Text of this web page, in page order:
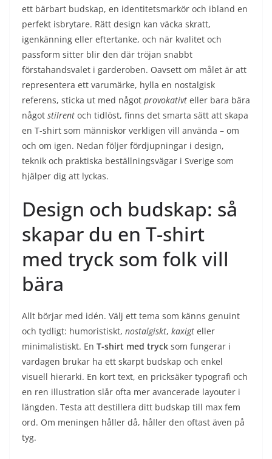
ett bärbart budskap, en identitetsmarkör och ibland en
perfekt isbrytare. Rätt design kan väcka skratt,
igenkänning eller eftertanke, och när kvalitet och
passform sitter blir den där tröjan snabbt
förstahandsvalet i garderoben. Oavsett om målet är att
representera ett varumärke, hylla en nostalgisk
referens, sticka ut med något provokativt eller bara bära
något stilrent och tidlöst, finns det smarta sätt att skapa
en T-shirt som människor verkligen vill använda – om
och om igen. Nedan följer fördjupningar i design,
teknik och praktiska beställningsvägar i Sverige som
hjälper dig att lyckas.
Design och budskap: så
skapar du en T-shirt
med tryck som folk vill
bära
Allt börjar med idén. Välj ett tema som känns genuint
och tydligt: humoristiskt, nostalgiskt, kaxigt eller
minimalistiskt. En T-shirt med tryck som fungerar i
vardagen brukar ha ett skarpt budskap och enkel
visuell hierarki. En kort text, en pricksäker typografi och
en ren illustration slår ofta mer avancerade layouter i
längden. Testa att destillera ditt budskap till max fem
ord. Om meningen håller då, håller den oftast även på
tyg.